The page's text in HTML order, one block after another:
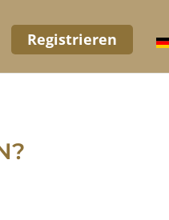
Registrieren